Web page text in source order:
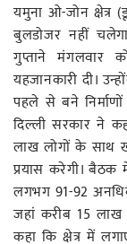
यमुना ओ-जोन क्षेत्र
बुलडोजर नहीं
गुप्ताने मंगलवार
यहजानकारी दी।
पहले से बने निर्माणों
दिल्ली सरकार ने
लाख लोगों के साथ
प्रयास करेगी। बैठक
लगभग 91-92
जहां करीब 15 लाख
कहा कि क्षेत्र में